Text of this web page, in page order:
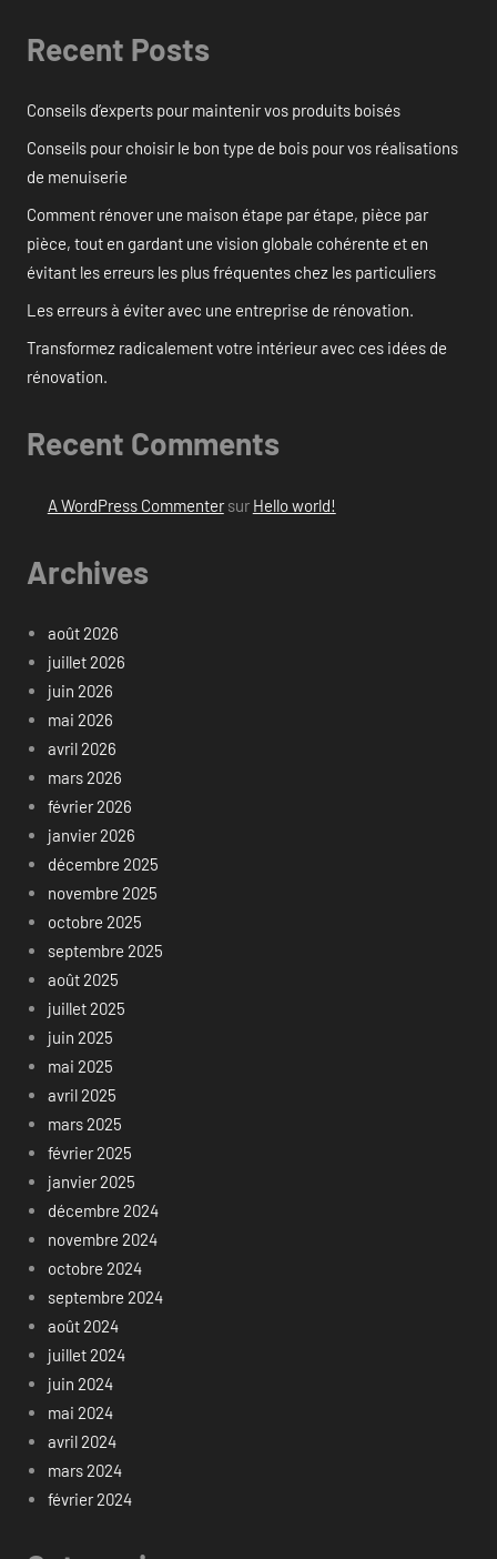
Recent Posts
Conseils d’experts pour maintenir vos produits boisés
Conseils pour choisir le bon type de bois pour vos réalisations
de menuiserie
Comment rénover une maison étape par étape, pièce par
pièce, tout en gardant une vision globale cohérente et en
évitant les erreurs les plus fréquentes chez les particuliers
Les erreurs à éviter avec une entreprise de rénovation.
Transformez radicalement votre intérieur avec ces idées de
rénovation.
Recent Comments
A WordPress Commentersur Hello world!
Archives
août 2026
juillet 2026
juin 2026
mai 2026
avril 2026
mars 2026
février 2026
janvier 2026
décembre 2025
novembre 2025
octobre 2025
septembre 2025
août 2025
juillet 2025
juin 2025
mai 2025
avril 2025
mars 2025
février 2025
janvier 2025
décembre 2024
novembre 2024
octobre 2024
septembre 2024
août 2024
juillet 2024
juin 2024
mai 2024
avril 2024
mars 2024
février 2024